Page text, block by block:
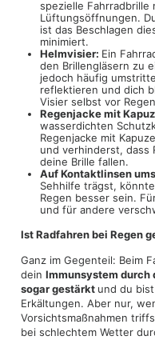
spezielle Fahrradbrille
Lüftungsöffnungen.
ist das Beschlagen
minimiert.
Helmvisier: Ein
den Brillengläsern zu
jedoch häufig
reflektieren und dich
Visier selbst vor
Regenjacke mit
wasserdichten
Regenjacke mit
und verhinderst, dass
deine Brille fallen.
Auf Kontaktlinsen
Sehhilfe trägst,
Regen besser sein.
und für andere
Ist Radfahren bei Regen
Ganz im Gegenteil: Beim
dein Immunsystem durch
sogar gestärkt und du
Erkältungen. Aber nur,
Vorsichtsmaßnahmen
bei schlechtem Wetter